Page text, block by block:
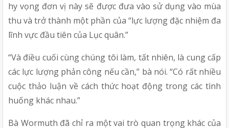
hy vọng đơn vị này sẽ được đưa vào sử dụng vào mùa
thu và trở thành một phần của “lực lượng đặc nhiệm đa
lĩnh vực đầu tiên của Lục quân.”
“Và điều cuối cùng chúng tôi làm, tất nhiên, là cung cấp
các lực lượng phản công nếu cần,” bà nói. “Có rất nhiều
cuộc thảo luận về cách thức hoạt động trong các tình
huống khác nhau.”
Bà Wormuth đã chỉ ra một vai trò quan trọng khác của